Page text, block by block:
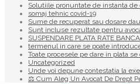
Solutiile pronuntate de instanta de
somaj tehnic covid-19
Sume de recuperat sau dosare
Sunt incluse rezultate pentru
SUSPENDARE PLATA RATE BANCA
termenul in care se poate
Toate procesele pe dare in plata
Uncategorized
Unde voi depune contestatia la
⚖ Cum Aleg Un Avocat De Drept